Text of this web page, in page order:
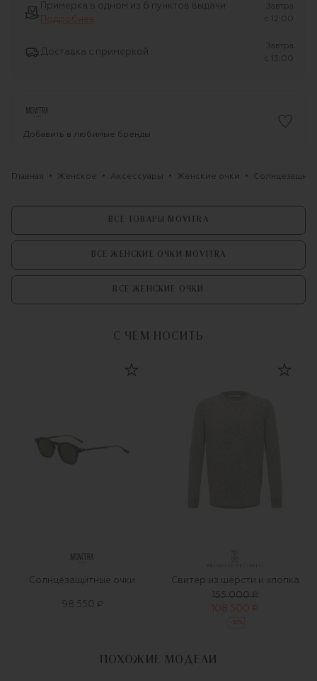
Примерка в одном из 6 пунктов выдачи
Подробнее
Завтра
c 12:00
Доставка с примеркой
Завтра
c 13:00
Добавить в любимые бренды
Главная Женское Аксессуары Женские очки
ВСЕ ТОВАРЫ MOVITRA
ВСЕ ЖЕНСКИЕ ОЧКИ MOVITRA
ВСЕ ЖЕНСКИЕ ОЧКИ
С ЧЕМ НОСИТЬ
Солнцезащитные очки
98 550 ₽
Свитер из шерсти и хлопка
155 000 ₽
108 500 ₽
%
ПОХОЖИЕ МОДЕЛИ